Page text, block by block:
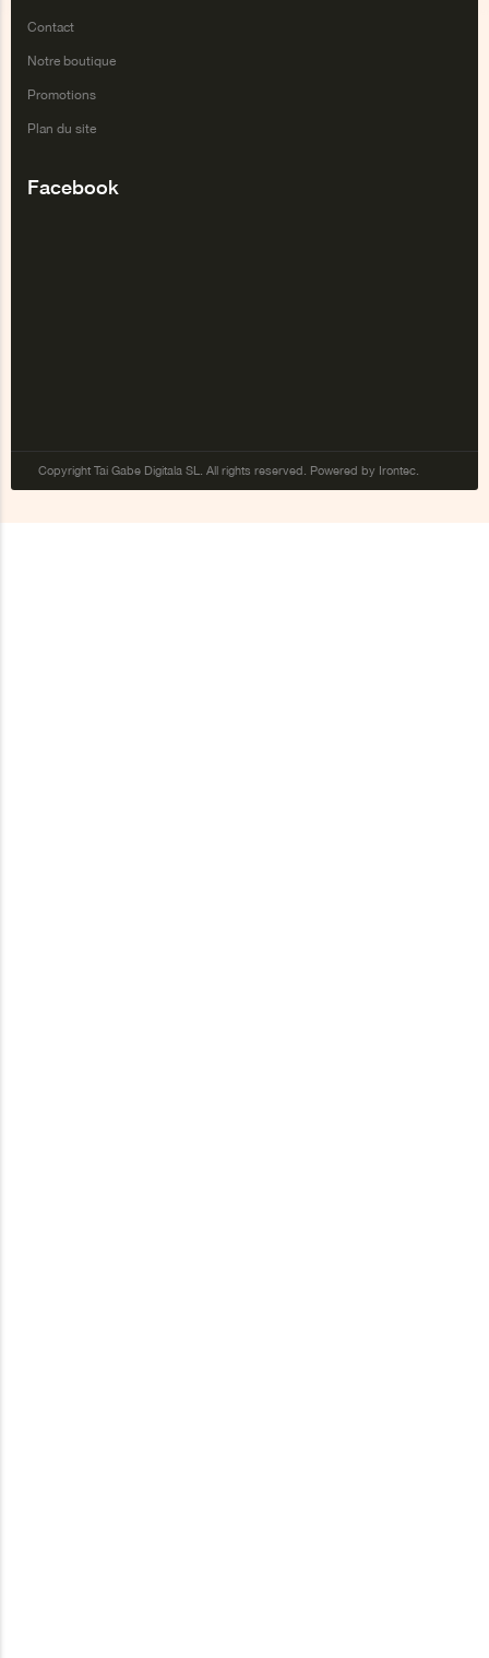
Contact
Notre boutique
Promotions
Plan du site
Facebook
Copyright Tai Gabe Digitala SL. All rights reserved. Powered by Irontec.